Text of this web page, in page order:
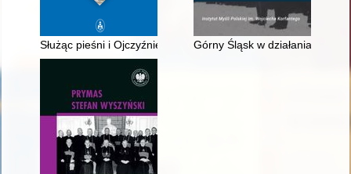
Służąc pieśni i Ojczyźnie : 110-lecie Towarzystwa Śpiewu
Górny Śląsk w działaniach i